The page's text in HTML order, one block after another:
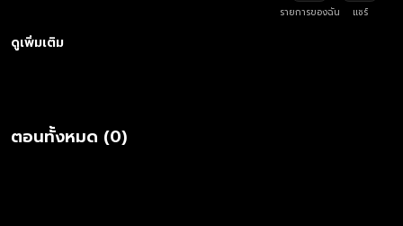
รายการของฉัน
แชร์
ดูเพิ่มเติม
ตอนทั้งหมด (0)